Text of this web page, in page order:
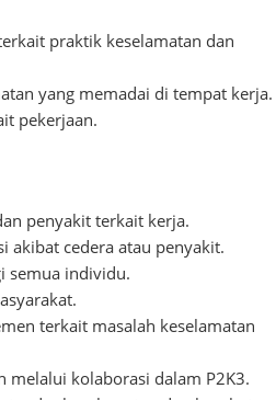
praktik keselamatan dan
yang memadai di tempat kerja.
pekerjaan.
penyakit terkait kerja.
akibat cedera atau penyakit.
semua individu.
terkait masalah keselamatan
melalui kolaborasi dalam P2K3.